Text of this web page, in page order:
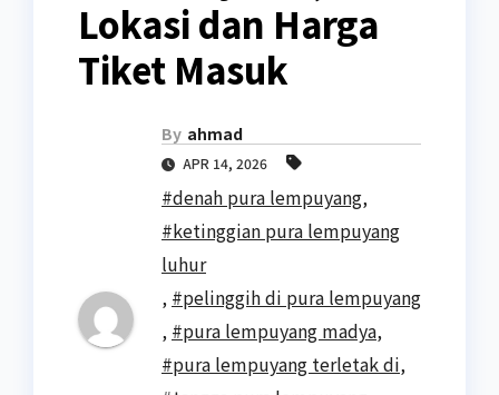
Lokasi dan Harga
Tiket Masuk
By ahmad
APR 14, 2026
#denah pura lempuyang,
#ketinggian pura lempuyang
luhur
, #pelinggih di pura lempuyang
, #pura lempuyang madya,
#pura lempuyang terletak di,